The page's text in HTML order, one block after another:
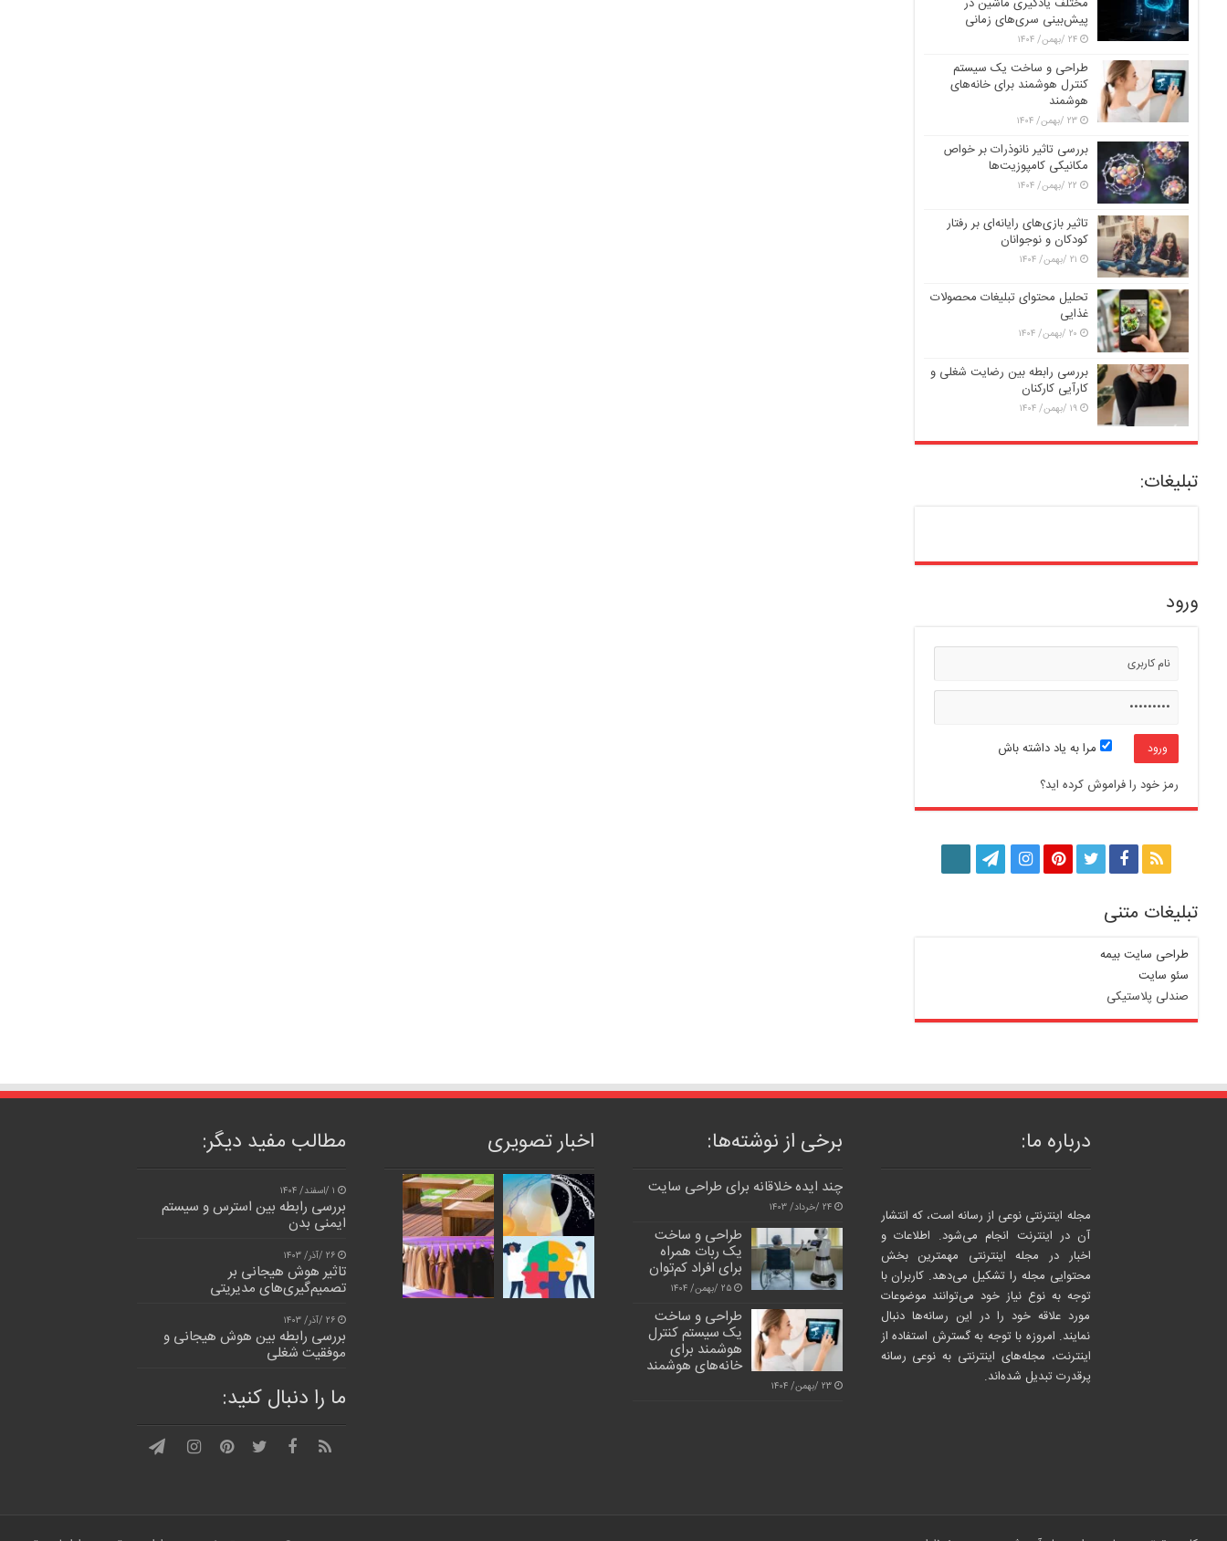
پیش‌بینی سری‌های زمانی
۲۴ /بهمن/ ۱۴۰۴
طراحی و ساخت یک سیستم
کنترل هوشمند برای خانه‌های
هوشمند
۲۳ /بهمن/ ۱۴۰۴
بررسی تاثیر نانوذرات بر خواص
مکانیکی کامپوزیت‌ها
۲۲ /بهمن/ ۱۴۰۴
تاثیر بازی‌های رایانه‌ای بر رفتار
کودکان و نوجوانان
۲۱ /بهمن/ ۱۴۰۴
تحلیل محتوای تبلیغات محصولات
غذایی
۲۰ /بهمن/ ۱۴۰۴
بررسی رابطه بین رضایت شغلی و
کارآیی کارکنان
۱۹ /بهمن/ ۱۴۰۴
تبلیغات:
ورود
مرا به یاد داشته باش
رمز خود را فراموش کرده اید؟
تبلیغات متنی
طراحی سایت بیمه
سئو سایت
صندلی پلاستیکی
درباره ما:
مجله اینترنتی نوعی از رسانه است، که انتشار
آن در اینترنت انجام می‌شود. اطلاعات و
اخبار در مجله اینترنتی مهمترین بخش
محتوایی مجله را تشکیل می‌دهد. کاربران با
توجه به نوع نیاز خود می‌توانند موضوعات
مورد علاقه خود را در این رسانه‌ها دنبال
نمایند. امروزه با توجه به گسترش استفاده از
اینترنت، مجله‌های اینترنتی به نوعی رسانه
پرقدرت تبدیل شده‌اند.
برخی از نوشته‌ها:
چند ایده خلاقانه برای طراحی سایت
۲۴ /خرداد/ ۱۴۰۳
طراحی و ساخت
یک ربات همراه
برای افراد کم‌توان
۲۵ /بهمن/ ۱۴۰۴
طراحی و ساخت
یک سیستم کنترل
هوشمند برای
خانه‌های هوشمند
۲۳ /بهمن/ ۱۴۰۴
اخبار تصویری مطالب مفید دیگر:
۱ /اسفند/ ۱۴۰۴
بررسی رابطه بین استرس و سیستم
ایمنی بدن
۲۶ /آذر/ ۱۴۰۳
تاثیر هوش هیجانی بر
تصمیم‌گیری‌های مدیریتی
۲۶ /آذر/ ۱۴۰۳
بررسی رابطه بین هوش هیجانی و
موفقیت شغلی
ما را دنبال کنید: